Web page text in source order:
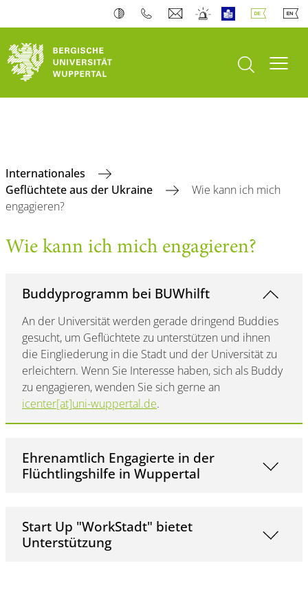
Suche öffnen
Internationales
Geflüchtete aus der Ukraine
Wie kann ich mich
engagieren?
Wie kann ich mich engagieren?
Buddyprogramm bei BUWhilft
An der Universität werden gerade dringend Buddies
gesucht, um Geflüchtete zu unterstützen und ihnen
die Eingliederung in die Stadt und der Universität zu
erleichtern. Wenn Sie Interesse haben, sich als Buddy
zu engagieren, wenden Sie sich gerne an
icenter[at]uni-wuppertal.de.
Ehrenamtlich Engagierte in der
Flüchtlingshilfe in Wuppertal
Start Up "WorkStadt" bietet
Unterstützung